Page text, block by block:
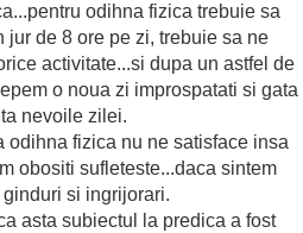
odihna fizica trebuie sa
jur de 8 ore pe zi, trebuie sa ne
activitate...si dupa un astfel de
o noua zi improspatati si gata
nevoile zilei.
fizica nu ne satisface insa
obositi sufleteste...daca sintem
si ingrijorari.
asta subiectul la predica a fost